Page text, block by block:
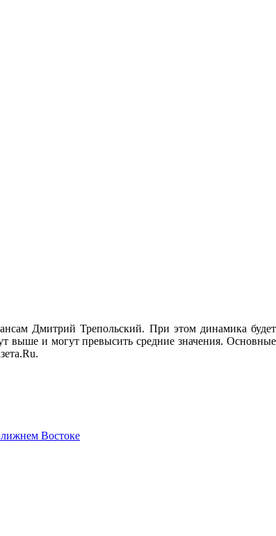
Дмитрий Трепольский. При этом динамика будет
выше и могут превысить средние значения. Основные